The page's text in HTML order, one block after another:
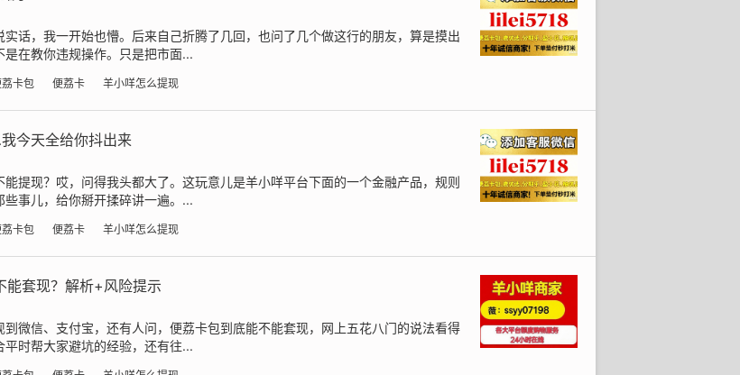
话，我一开始也懵。后来自己折腾了几回，也问了几个做这行的朋友，算是摸出
在教你违规操作。只是把市面...
荔卡包 便荔卡 羊小咩怎么提现
今天全给你抖出来
提现？哎，问得我头都大了。这玩意儿是羊小咩平台下面的一个金融产品，规则
事儿，给你掰开揉碎讲一遍。...
荔卡包 便荔卡 羊小咩怎么提现
能套现？解析+风险提示
微信、支付宝，还有人问，便荔卡包到底能不能套现，网上五花八门的说法看得
时帮大家避坑的经验，还有往...